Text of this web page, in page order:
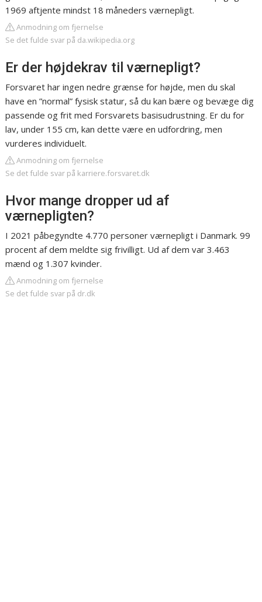
1969 aftjente mindst 18 måneders værnepligt.
Anmodning om fjernelse
Se det fulde svar på da.wikipedia.org
Er der højdekrav til værnepligt?
Forsvaret har ingen nedre grænse for højde, men du skal
have en ”normal” fysisk statur, så du kan bære og bevæge dig
passende og frit med Forsvarets basisudrustning. Er du for
lav, under 155 cm, kan dette være en udfordring, men
vurderes individuelt.
Anmodning om fjernelse
Se det fulde svar på karriere.forsvaret.dk
Hvor mange dropper ud af
værnepligten?
I 2021 påbegyndte 4.770 personer værnepligt i Danmark. 99
procent af dem meldte sig frivilligt. Ud af dem var 3.463
mænd og 1.307 kvinder.
Anmodning om fjernelse
Se det fulde svar på dr.dk